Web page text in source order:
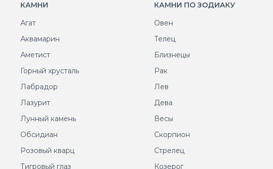
КАМНИ
Агат
Аквамарин
Аметист
Горный хрусталь
Лабрадор
Лазурит
Лунный камень
Обсидиан
Розовый кварц
Тигровый глаз
КАМНИ ПО ЗОДИАКУ
Овен
Телец
Близнецы
Рак
Лев
Дева
Весы
Скорпион
Стрелец
Козерог